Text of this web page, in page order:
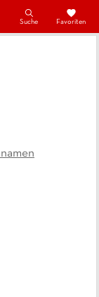
Suche Favoriten